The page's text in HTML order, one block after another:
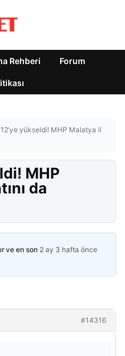
Rehberi Forum
12’ye yükseldi! MHP Malatya il
MHP
da
ve en son 2 ay 3 hafta önce
#14316